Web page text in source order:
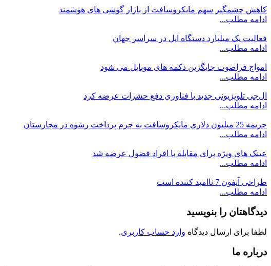
کاهش چشمگیر سهم مایکروسافت از بازار گوشی های هوشمند
ادامه مطلب...
فعالیت یک میلیارد دستگاه اپل در سراسر جهان
ادامه مطلب...
امواج فراصوت جایگزین دکمه های موبایل می شود
ادامه مطلب...
ال‌جی تلویزیونی جدید با فناوری دفع حشرات عرضه کرد
ادامه مطلب...
جریمه 25 میلیون دلاری مایکروسافت به جرم پرداخت رشوه در مجارستان
ادامه مطلب...
عینک های ویژه برای مقابله با افراد فضول عرضه شد
ادامه مطلب...
طراحی آیفون 7 ناامید کننده است
ادامه مطلب...
دیدگاهتان را بنویسید
لطفا برای ارسال دیدگاه وارد حساب کاربری.
درباره ما